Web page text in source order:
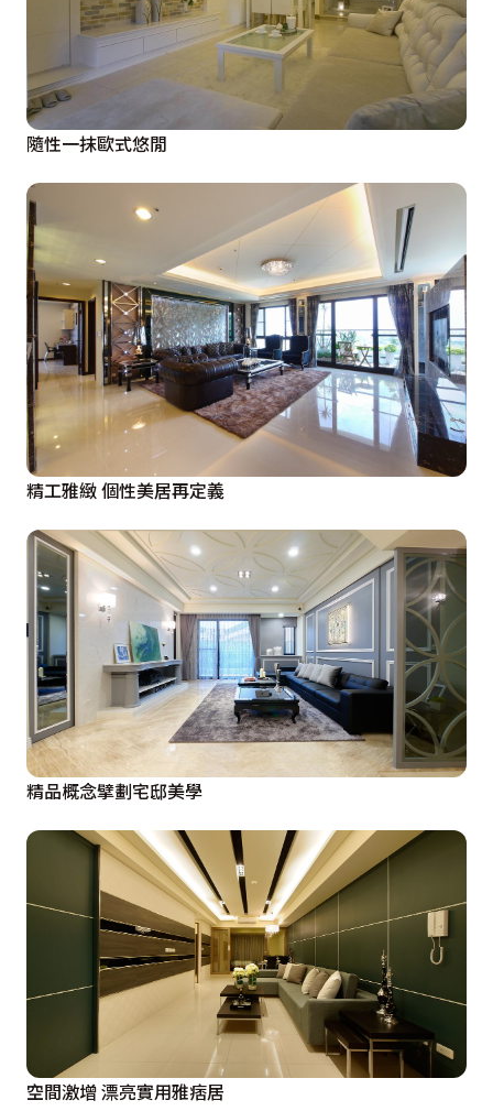
隨性一抹歐式悠閒
精工雅緻 個性美居再定義
精品概念擘劃宅邸美學
空間激增 漂亮實用雅痞居